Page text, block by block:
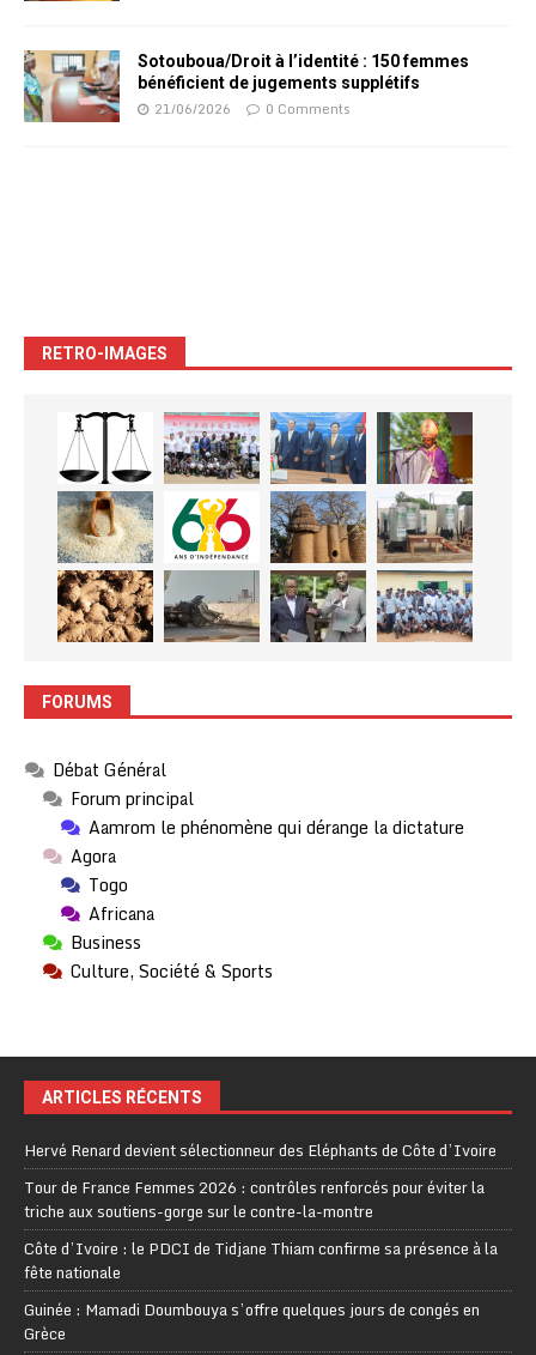
Sotouboua/Droit à l’identité : 150 femmes
bénéficient de jugements supplétifs
21/06/2026 0 Comments
RETRO-IMAGES
FORUMS
Débat Général
Forum principal
Aamrom le phénomène qui dérange la dictature
Agora
Togo
Africana
Business
Culture, Société & Sports
ARTICLES RÉCENTS
Hervé Renard devient sélectionneur des Eléphants de Côte d’Ivoire
Tour de France Femmes 2026 : contrôles renforcés pour éviter la
triche aux soutiens-gorge sur le contre-la-montre
Côte d’Ivoire : le PDCI de Tidjane Thiam confirme sa présence à la
fête nationale
Guinée : Mamadi Doumbouya s’offre quelques jours de congés en
Grèce